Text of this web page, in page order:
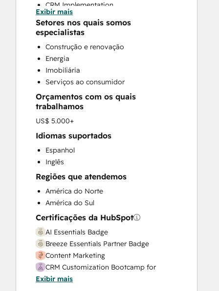
CRM Implementation
CRM Migration
Custom API Integrations
Customer Marketing
Customer Success Training
Customer Support Training
Email Marketing
Full Inbound Marketing Services
HubSpot Onboarding
Knowledge Base Development
Paid Advertising
Programmable Automation
Sales and Marketing Alignment
Sales Coaching and Training
Sales Enablement
Search Engine Optimization
Social Media
Website Design
Website Development
Website Migration
Exibir mais
Setores nos quais somos
especialistas
Construção e renovação
Energia
Imobiliária
Serviços ao consumidor
Orçamentos com os quais
trabalhamos
US$ 5.000+
Idiomas suportados
Espanhol
Inglês
Regiões que atendemos
América do Norte
América do Sul
Certificações da HubSpot
AI Essentials Badge
Breeze Essentials Partner Badge
Content Marketing
CRM Customization Bootcamp for
Developers
Exibir mais